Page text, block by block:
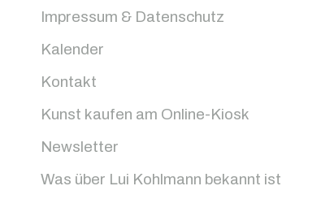
Impressum & Datenschutz
Kalender
Kontakt
Kunst kaufen am Online-Kiosk
Newsletter
Was über Lui Kohlmann bekannt ist